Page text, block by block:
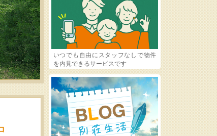
いつでも自由にスタッフなしで物件
を内見できるサービスです